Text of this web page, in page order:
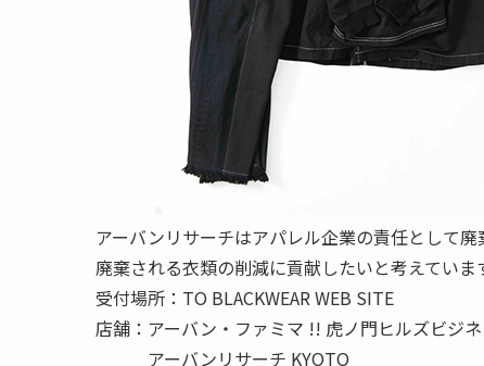
アーバンリサーチはアパレル企業の責任として
廃棄される衣類の削減に貢献したいと考えていま
受付場所：TO BLACKWEAR WEB SITE
店舗：アーバン・ファミマ !! 虎ノ門ヒルズビジ
アーバンリサーチ KYOTO